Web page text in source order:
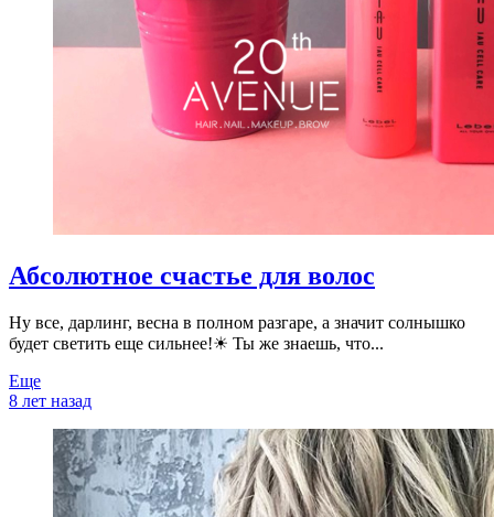
Абсолютное счастье для волос
Ну все, дарлинг, весна в полном разгаре, а значит солнышко
будет светить еще сильнее!☀ Ты же знаешь, что...
Еще
8 лет назад